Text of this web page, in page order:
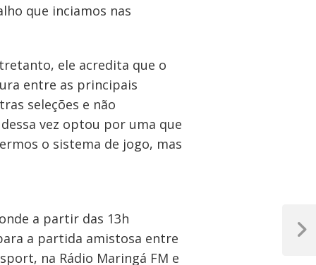
que inciamos nas
ele acredita que o
entre as principais
seleções e não
vez optou por uma que
o sistema de jogo, mas
a partir das 13h
a partida amistosa entre
na Rádio Maringá FM e